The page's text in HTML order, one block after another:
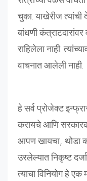
चुका. याखेरीज त्यांची
बांधणी
राहिलेला नाही.
वाचनात आलेली नाही.
हेसर्वप्रोजेक्ट
करायचेआणि
आपणखायचा, थोडा
उरलेल्यातनिकृष्ट
त्याचाविनियोगहेएक